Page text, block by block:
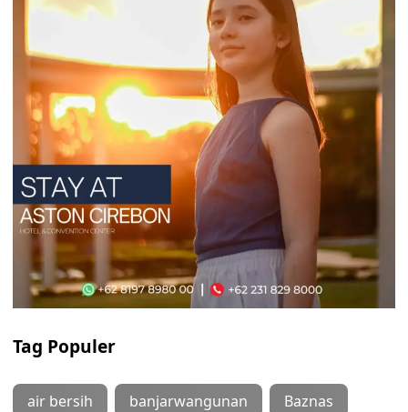
Tag Populer
air bersih banjarwangunan Baznas